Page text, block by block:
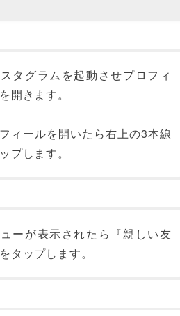
タグラムを起動させプロフィ
開きます。
ィールを開いたら右上の3本線
プします。
ーが表示されたら『親しい友
タップします。